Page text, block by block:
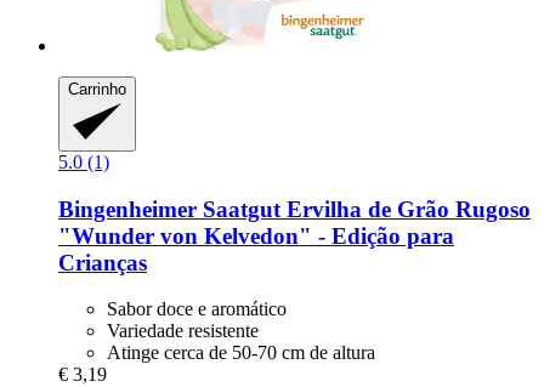
Carrinho
5.0 (1)
Bingenheimer Saatgut Ervilha de Grão Rugoso
"Wunder von Kelvedon" -​ Edição para
Crianças
Sabor doce e aromático
Variedade resistente
Atinge cerca de 50-70 cm de altura
€ 3,19